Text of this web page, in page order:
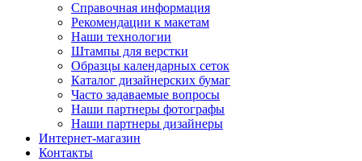
Справочная информация
Рекомендации к макетам
Наши технологии
Штампы для верстки
Образцы календарных сеток
Каталог дизайнерских бумаг
Часто задаваемые вопросы
Наши партнеры фотографы
Наши партнеры дизайнеры
Интернет-магазин
Контакты